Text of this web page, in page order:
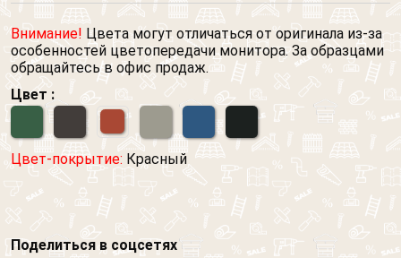
Внимание! Цвета могут отличаться от оригинала из-за
особенностей цветопередачи монитора. За образцами
обращайтесь в офис продаж.
Цвет :
Цвет-покрытие: Красный
Поделиться в соцсетях